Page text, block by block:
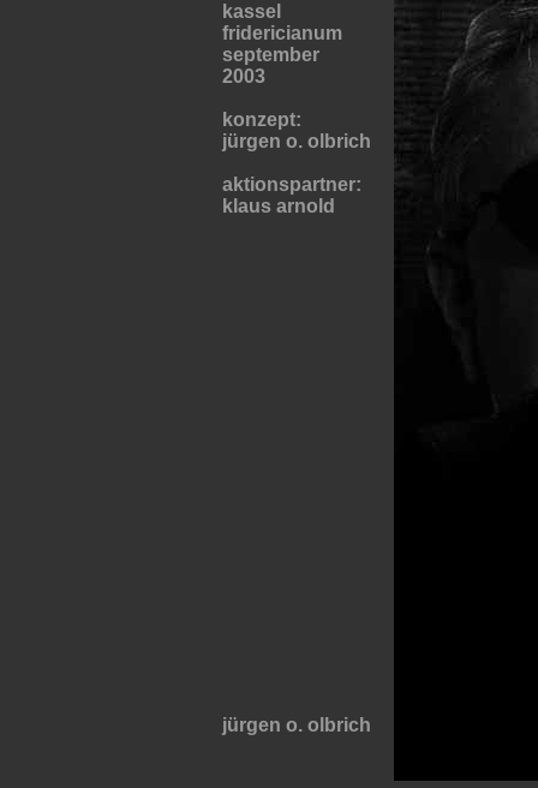
kassel
fridericianum
september
2003
konzept:
jürgen o. olbrich
aktionspartner:
klaus arnold
jürgen o. olbrich